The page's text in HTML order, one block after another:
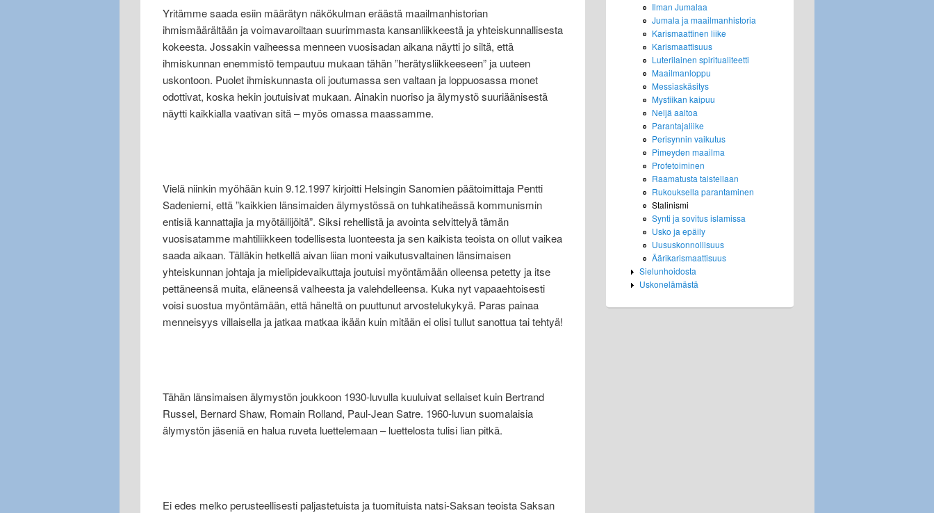
Yritämme saada esiin määrätyn näkökulman eräästä maailmanhistorian
ihmismäärältään ja voimavaroiltaan suurimmasta kansanliikkeestä ja yhteiskunnallisesta
kokeesta. Jossakin vaiheessa menneen vuosisadan aikana näytti jo siltä, että
ihmiskunnan enemmistö tempautuu mukaan tähän ”herätysliikkeeseen” ja uuteen
uskontoon. Puolet ihmiskunnasta oli joutumassa sen valtaan ja loppuosassa monet
odottivat, koska hekin joutuisivat mukaan. Ainakin nuoriso ja älymystö suuriäänisestä
näytti kaikkialla vaativan sitä – myös omassa maassamme.
Vielä niinkin myöhään kuin 9.12.1997 kirjoitti Helsingin Sanomien päätoimittaja Pentti
Sadeniemi, että ”kaikkien länsimaiden älymystössä on tuhkatiheässä kommunismin
entisiä kannattajia ja myötäilijöitä”. Siksi rehellistä ja avointa selvittelyä tämän
vuosisatamme mahtiliikkeen todellisesta luonteesta ja sen kaikista teoista on ollut vaikea
saada aikaan. Tälläkin hetkellä aivan liian moni vaikutusvaltainen länsimaisen
yhteiskunnan johtaja ja mielipidevaikuttaja joutuisi myöntämään olleensa petetty ja itse
pettäneensä muita, eläneensä valheesta ja valehdelleensa. Kuka nyt vapaaehtoisesti
voisi suostua myöntämään, että häneltä on puuttunut arvostelukykyä. Paras painaa
menneisyys villaisella ja jatkaa matkaa ikään kuin mitään ei olisi tullut sanottua tai tehtyä!
Tähän länsimaisen älymystön joukkoon 1930-luvulla kuuluivat sellaiset kuin Bertrand
Russel, Bernard Shaw, Romain Rolland, Paul-Jean Satre. 1960-luvun suomalaisia
älymystön jäseniä en halua ruveta luettelemaan – luettelosta tulisi lian pitkä.
Ei edes melko perusteellisesti paljastetuista ja tuomituista natsi-Saksan teoista Saksan
Ilman Jumalaa
Jumala ja maailmanhistoria
Karismaattinen liike
Karismaattisuus
Luterilainen spiritualiteetti
Maailmanloppu
Messiaskäsitys
Mystiikan kaipuu
Neljä aaltoa
Parantajaliike
Perisynnin vaikutus
Pimeyden maailma
Profetoiminen
Raamatusta taistellaan
Rukouksella parantaminen
Stalinismi
Synti ja sovitus islamissa
Usko ja epäily
Uususkonnollisuus
Äärikarismaattisuus
Sielunhoidosta
Uskonelämästä